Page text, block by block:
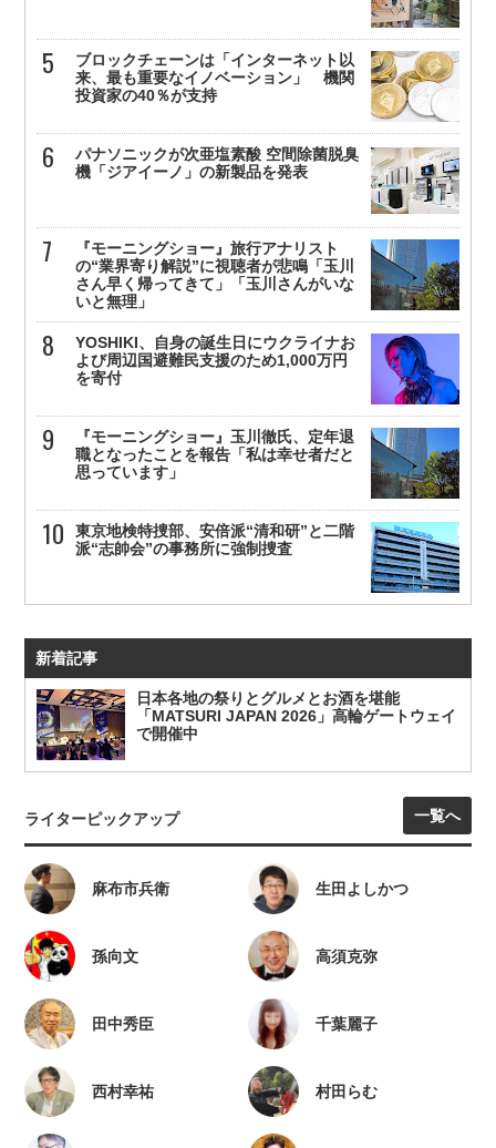
ブロックチェーンは「インターネット以
来、最も重要なイノベーション」 機関
投資家の40％が支持
パナソニックが次亜塩素酸 空間除菌脱臭
機「ジアイーノ」の新製品を発表
『モーニングショー』旅行アナリスト
の“業界寄り解説”に視聴者が悲鳴「玉川
さん早く帰ってきて」「玉川さんがいな
いと無理」
YOSHIKI、自身の誕生日にウクライナお
よび周辺国避難民支援のため1,000万円
を寄付
『モーニングショー』玉川徹氏、定年退
職となったことを報告「私は幸せ者だと
思っています」
東京地検特捜部、安倍派“清和研”と二階
派“志帥会”の事務所に強制捜査
新着記事
日本各地の祭りとグルメとお酒を堪能
「MATSURI JAPAN 2026」高輪ゲートウェイ
で開催中
ライターピックアップ 一覧へ
麻布市兵衛 生田よしかつ
孫向文 高須克弥
田中秀臣 千葉麗子
西村幸祐 村田らむ